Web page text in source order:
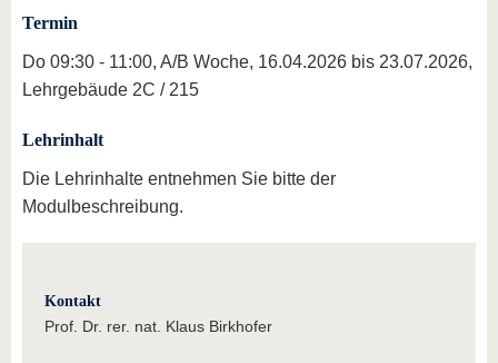
Termin
Do 09:30 - 11:00, A/B Woche, 16.04.2026 bis 23.07.2026,
Lehrgebäude 2C / 215
Lehrinhalt
Die Lehrinhalte entnehmen Sie bitte der
Modulbeschreibung.
Kontakt
Prof. Dr. rer. nat. Klaus Birkhofer